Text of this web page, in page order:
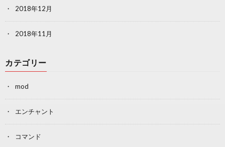
2018年12月
2018年11月
カテゴリー
mod
エンチャント
コマンド